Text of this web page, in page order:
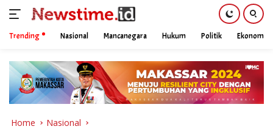
content
Trending Nasional Mancanegara Hukum Politik Ekonomi
Home Nasional